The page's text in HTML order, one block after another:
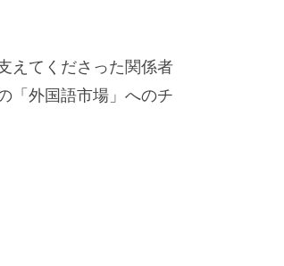
えてくださった関係者
「外国語市場」へのチ